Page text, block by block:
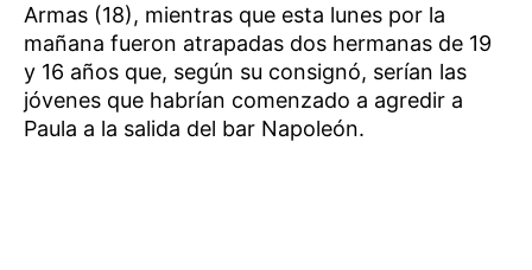
Armas (18), mientras que esta lunes por la
mañana fueron atrapadas dos hermanas de 19
y 16 años que, según su consignó, serían las
jóvenes que habrían comenzado a agredir a
Paula a la salida del bar Napoleón.